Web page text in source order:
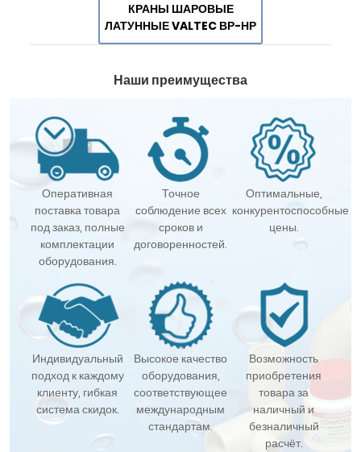
КРАНЫ ШАРОВЫЕ
ЛАТУННЫЕ VALTEC ВР-НР
Наши преимущества
Оперативная
поставка товара
под заказ, полные
комплектации
оборудования.
Точное
соблюдение всех
сроков и
договоренностей.
Оптимальные,
конкурентоспособные
цены.
Индивидуальный
подход к каждому
клиенту, гибкая
система скидок.
Высокое качество
оборудования,
соответствующее
международным
стандартам.
Возможность
приобретения
товара за
наличный и
безналичный
расчёт.